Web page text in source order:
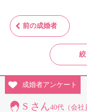
前の成婚者
成婚者アンケート
S さん40代（会社